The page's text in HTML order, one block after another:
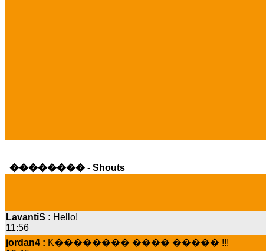
�������� - Shouts
11:56
jordan4 :K�������� ���� ����� !!!
19:45